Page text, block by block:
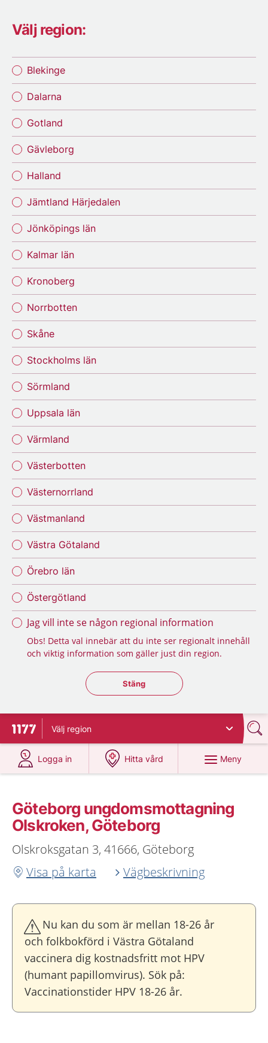
Välj region:
Blekinge
Dalarna
Gotland
Gävleborg
Halland
Jämtland Härjedalen
Jönköpings län
Kalmar län
Kronoberg
Norrbotten
Skåne
Stockholms län
Sörmland
Uppsala län
Värmland
Västerbotten
Västernorrland
Västmanland
Västra Götaland
Örebro län
Östergötland
Jag vill inte se någon regional information
Obs! Detta val innebär att du inte ser regionalt innehåll
och viktig information som gäller just din region.
Stäng regionsväljaren
Stäng
Till startsidan för 1177
Välj region
Logga in
på 1177.se
Hitta vård
på 1177.se
Meny
Göteborg ungdoms­mottagning
Olskroken, Göteborg
Olskroksgatan 3, 41666, Göteborg
Visa på karta
Vägbeskrivning
Nu kan du som är mellan 18-26 år
och folkbokförd i Västra Götaland
vaccinera dig kostnadsfritt mot HPV
(humant papillomvirus). Sök på:
Vaccinationstider HPV 18-26 år.